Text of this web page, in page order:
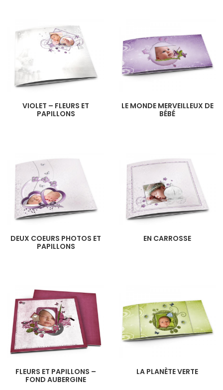
VIOLET – FLEURS ET
PAPILLONS
LE MONDE MERVEILLEUX DE
BÉBÉ
DEUX COEURS PHOTOS ET
PAPILLONS
EN CARROSSE
FLEURS ET PAPILLONS –
FOND AUBERGINE
LA PLANÈTE VERTE